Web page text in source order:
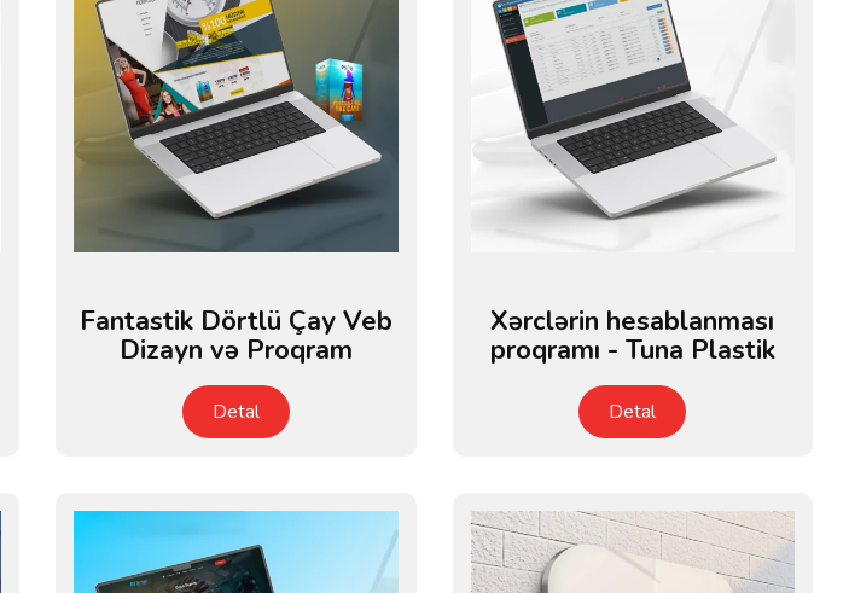
Fantastik Dörtlü Çay Veb
Dizayn və Proqram
Detal
Xərclərin hesablanması
proqramı - Tuna Plastik
Detal